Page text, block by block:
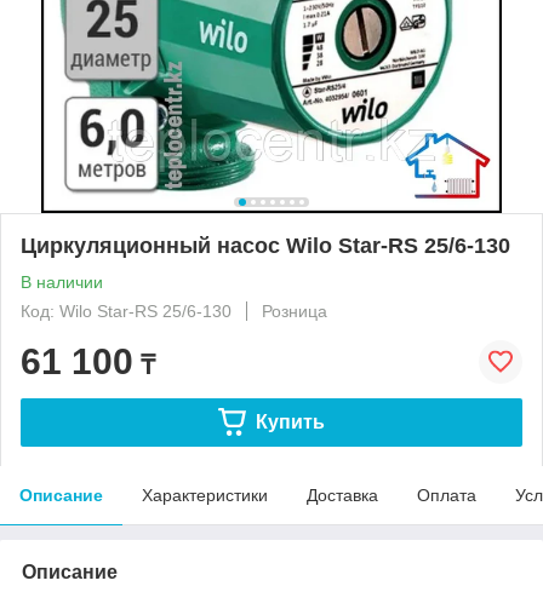
Циркуляционный насос Wilo Star-RS 25/6-130
В наличии
Код: Wilo Star-RS 25/6-130
Розница
61 100 ₸
Купить
Описание Характеристики Доставка Оплата
Описание